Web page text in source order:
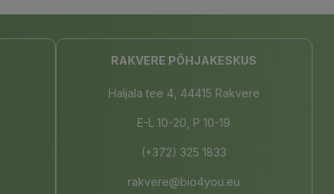
RAKVERE PÕHJAKESKUS
Haljala tee 4, 44415 Rakvere
E-L 10-20, P 10-19
(+372) 325 1833
rakvere@bio4you.eu